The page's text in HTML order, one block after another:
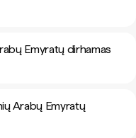
Emyratų dirhamas
Arabų Emyratų